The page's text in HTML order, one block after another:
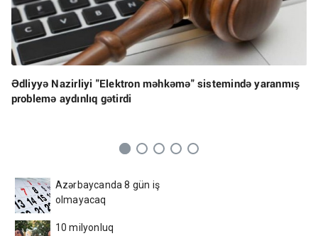
Ədliyyə Nazirliyi "Elektron məhkəmə" sistemində yaranmış
problemə aydınlıq gətirdi
Azərbaycanda 8 gün iş
olmayacaq
10 milyonluq